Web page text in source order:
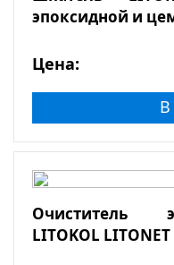
эпоксидной и
Цена:
В
Очиститель
LITOKOL LITONET